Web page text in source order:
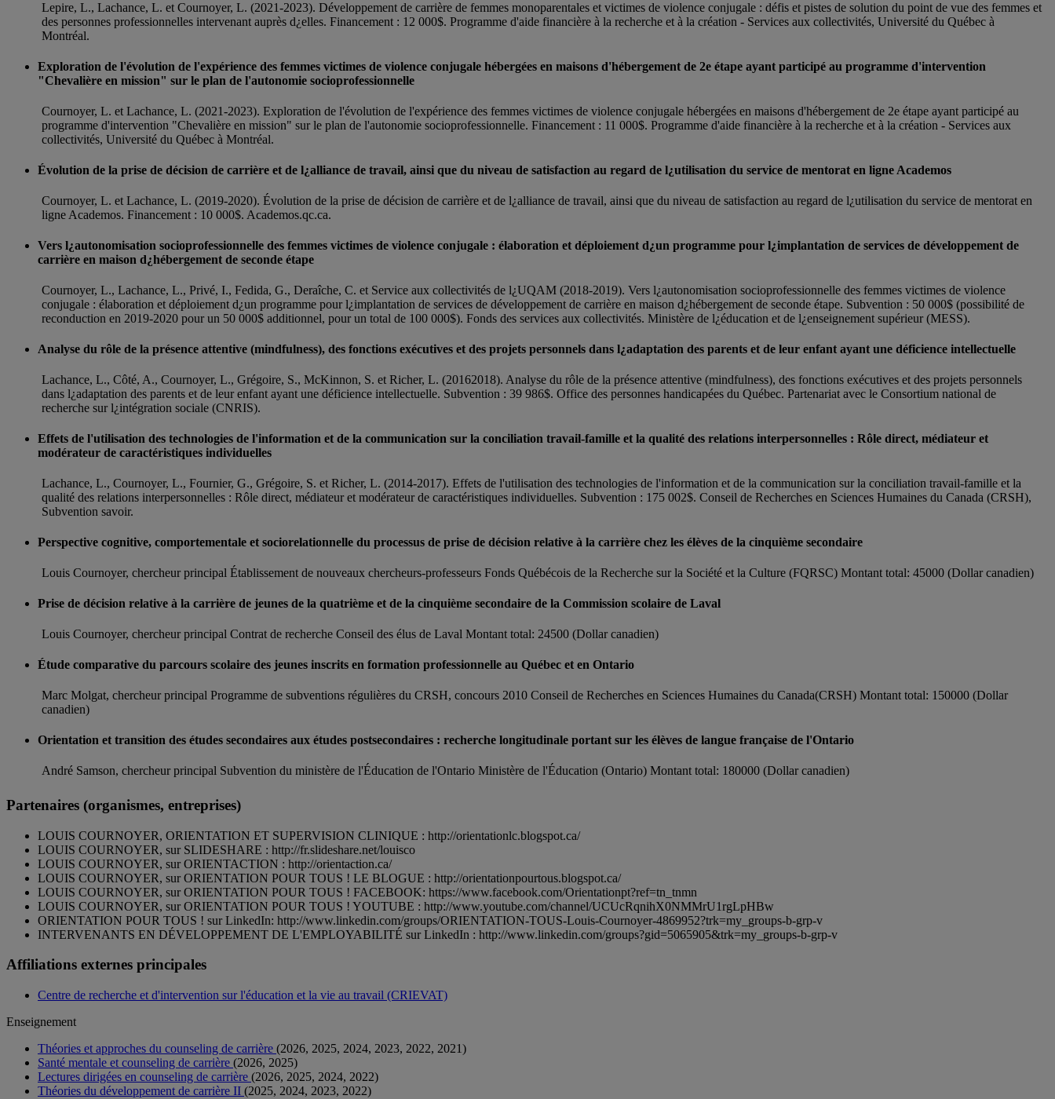
Lepire, L., Lachance, L. et Cournoyer, L. (2021-2023). Développement de carrière de femmes monoparentales et victimes de violence conjugale : défis et pistes de solution du point de vue des femmes et
des personnes professionnelles intervenant auprès d¿elles. Financement : 12 000$. Programme d'aide financière à la recherche et à la création - Services aux collectivités, Université du Québec à
Montréal.
Exploration de l'évolution de l'expérience des femmes victimes de violence conjugale hébergées en maisons d'hébergement de 2e étape ayant participé au programme d'intervention
"Chevalière en mission" sur le plan de l'autonomie socioprofessionnelle
Cournoyer, L. et Lachance, L. (2021-2023). Exploration de l'évolution de l'expérience des femmes victimes de violence conjugale hébergées en maisons d'hébergement de 2e étape ayant participé au
programme d'intervention "Chevalière en mission" sur le plan de l'autonomie socioprofessionnelle. Financement : 11 000$. Programme d'aide financière à la recherche et à la création - Services aux
collectivités, Université du Québec à Montréal.
Évolution de la prise de décision de carrière et de l¿alliance de travail, ainsi que du niveau de satisfaction au regard de l¿utilisation du service de mentorat en ligne Academos
Cournoyer, L. et Lachance, L. (2019-2020). Évolution de la prise de décision de carrière et de l¿alliance de travail, ainsi que du niveau de satisfaction au regard de l¿utilisation du service de mentorat en
ligne Academos. Financement : 10 000$. Academos.qc.ca.
Vers l¿autonomisation socioprofessionnelle des femmes victimes de violence conjugale : élaboration et déploiement d¿un programme pour l¿implantation de services de développement de
carrière en maison d¿hébergement de seconde étape
Cournoyer, L., Lachance, L., Privé, I., Fedida, G., Deraîche, C. et Service aux collectivités de l¿UQAM (2018-2019). Vers l¿autonomisation socioprofessionnelle des femmes victimes de violence
conjugale : élaboration et déploiement d¿un programme pour l¿implantation de services de développement de carrière en maison d¿hébergement de seconde étape. Subvention : 50 000$ (possibilité de
reconduction en 2019-2020 pour un 50 000$ additionnel, pour un total de 100 000$). Fonds des services aux collectivités. Ministère de l¿éducation et de l¿enseignement supérieur (MESS).
Analyse du rôle de la présence attentive (mindfulness), des fonctions exécutives et des projets personnels dans l¿adaptation des parents et de leur enfant ayant une déficience intellectuelle
Lachance, L., Côté, A., Cournoyer, L., Grégoire, S., McKinnon, S. et Richer, L. (20162018). Analyse du rôle de la présence attentive (mindfulness), des fonctions exécutives et des projets personnels
dans l¿adaptation des parents et de leur enfant ayant une déficience intellectuelle. Subvention : 39 986$. Office des personnes handicapées du Québec. Partenariat avec le Consortium national de
recherche sur l¿intégration sociale (CNRIS).
Effets de l'utilisation des technologies de l'information et de la communication sur la conciliation travail-famille et la qualité des relations interpersonnelles : Rôle direct, médiateur et
modérateur de caractéristiques individuelles
Lachance, L., Cournoyer, L., Fournier, G., Grégoire, S. et Richer, L. (2014-2017). Effets de l'utilisation des technologies de l'information et de la communication sur la conciliation travail-famille et la
qualité des relations interpersonnelles : Rôle direct, médiateur et modérateur de caractéristiques individuelles. Subvention : 175 002$. Conseil de Recherches en Sciences Humaines du Canada (CRSH),
Subvention savoir.
Perspective cognitive, comportementale et sociorelationnelle du processus de prise de décision relative à la carrière chez les élèves de la cinquième secondaire
Louis Cournoyer, chercheur principal Établissement de nouveaux chercheurs-professeurs Fonds Québécois de la Recherche sur la Société et la Culture (FQRSC) Montant total: 45000 (Dollar canadien)
Prise de décision relative à la carrière de jeunes de la quatrième et de la cinquième secondaire de la Commission scolaire de Laval
Louis Cournoyer, chercheur principal Contrat de recherche Conseil des élus de Laval Montant total: 24500 (Dollar canadien)
Étude comparative du parcours scolaire des jeunes inscrits en formation professionnelle au Québec et en Ontario
Marc Molgat, chercheur principal Programme de subventions régulières du CRSH, concours 2010 Conseil de Recherches en Sciences Humaines du Canada(CRSH) Montant total: 150000 (Dollar
canadien)
Orientation et transition des études secondaires aux études postsecondaires : recherche longitudinale portant sur les élèves de langue française de l'Ontario
André Samson, chercheur principal Subvention du ministère de l'Éducation de l'Ontario Ministère de l'Éducation (Ontario) Montant total: 180000 (Dollar canadien)
Partenaires (organismes, entreprises)
LOUIS COURNOYER, ORIENTATION ET SUPERVISION CLINIQUE : http://orientationlc.blogspot.ca/
LOUIS COURNOYER, sur SLIDESHARE : http://fr.slideshare.net/louisco
LOUIS COURNOYER, sur ORIENTACTION : http://orientaction.ca/
LOUIS COURNOYER, sur ORIENTATION POUR TOUS ! LE BLOGUE : http://orientationpourtous.blogspot.ca/
LOUIS COURNOYER, sur ORIENTATION POUR TOUS ! FACEBOOK: https://www.facebook.com/Orientationpt?ref=tn_tnmn
LOUIS COURNOYER, sur ORIENTATION POUR TOUS ! YOUTUBE : http://www.youtube.com/channel/UCUcRqnihX0NMMrU1rgLpHBw
ORIENTATION POUR TOUS ! sur LinkedIn: http://www.linkedin.com/groups/ORIENTATION-TOUS-Louis-Cournoyer-4869952?trk=my_groups-b-grp-v
INTERVENANTS EN DÉVELOPPEMENT DE L'EMPLOYABILITÉ sur LinkedIn : http://www.linkedin.com/groups?gid=5065905&trk=my_groups-b-grp-v
Affiliations externes principales
Centre de recherche et d'intervention sur l'éducation et la vie au travail (CRIEVAT)
Enseignement
Théories et approches du counseling de carrière (2026, 2025, 2024, 2023, 2022, 2021)
Santé mentale et counseling de carrière (2026, 2025)
Lectures dirigées en counseling de carrière (2026, 2025, 2024, 2022)
Théories du développement de carrière II (2025, 2024, 2023, 2022)